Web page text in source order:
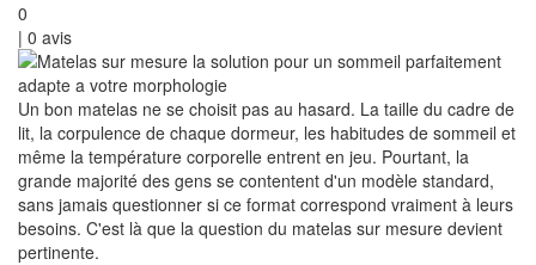
0
| 0 avis
Un bon matelas ne se choisit pas au hasard. La taille du cadre de
lit, la corpulence de chaque dormeur, les habitudes de sommeil et
même la température corporelle entrent en jeu. Pourtant, la
grande majorité des gens se contentent d'un modèle standard,
sans jamais questionner si ce format correspond vraiment à leurs
besoins. C'est là que la question du matelas sur mesure devient
pertinente.